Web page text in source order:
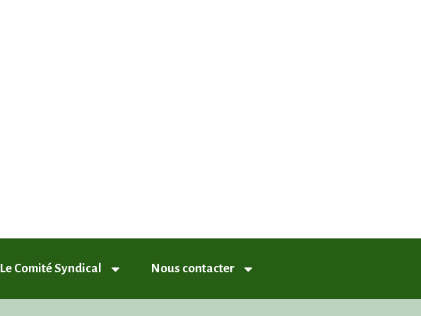
Le Comité Syndical Nous contacter